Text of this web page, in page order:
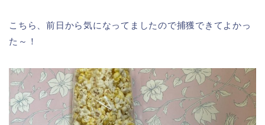
こちら、前日から気になってましたので捕獲できてよかっ
た～！